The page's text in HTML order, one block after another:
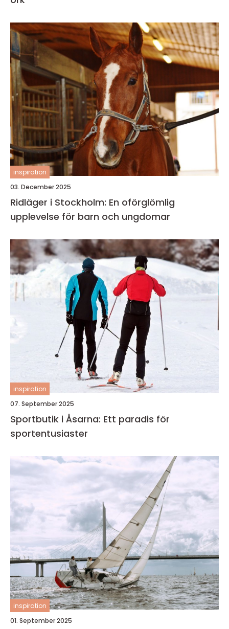
inspiration
03. December 2025
Ridläger i Stockholm: En oförglömlig
upplevelse för barn och ungdomar
inspiration
07. September 2025
Sportbutik i Åsarna: Ett paradis för
sportentusiaster
inspiration
01. September 2025